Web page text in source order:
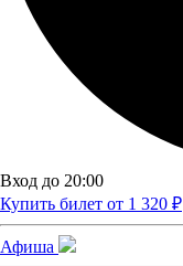
Вход до 20:00
Купить билет от 1 320 ₽
Афиша